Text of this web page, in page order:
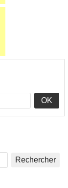
OK
Rechercher